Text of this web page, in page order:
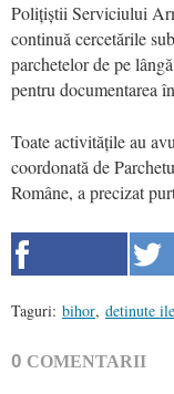
Polițiștii Serviciului
continuă cercetările
parchetelor de pe
pentru documentarea
Toate activitățile au
coordonată de
Române, a precizat
Taguri: bihor, detinute
0 COMENTARII